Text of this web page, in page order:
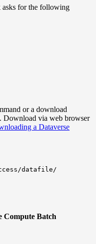
asks for the following
or a download
Download via web browser
a Dataverse
datafile/
Compute Batch